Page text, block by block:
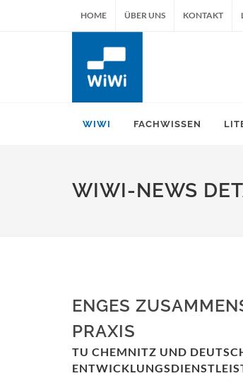
HOME ÜBER UNS KONTAKT
WIWI FACHWISSEN
WIWI-NEWS
ENGES
PRAXIS
TU CHEMNITZ UND